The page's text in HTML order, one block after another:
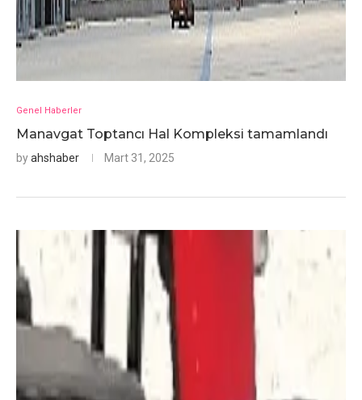
Genel Haberler
Manavgat Toptancı Hal Kompleksi tamamlandı
byahshaber Mart 31, 2025